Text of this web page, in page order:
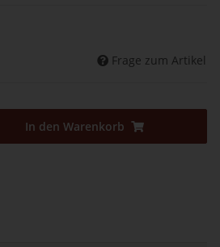
Frage zum Artikel
In den Warenkorb